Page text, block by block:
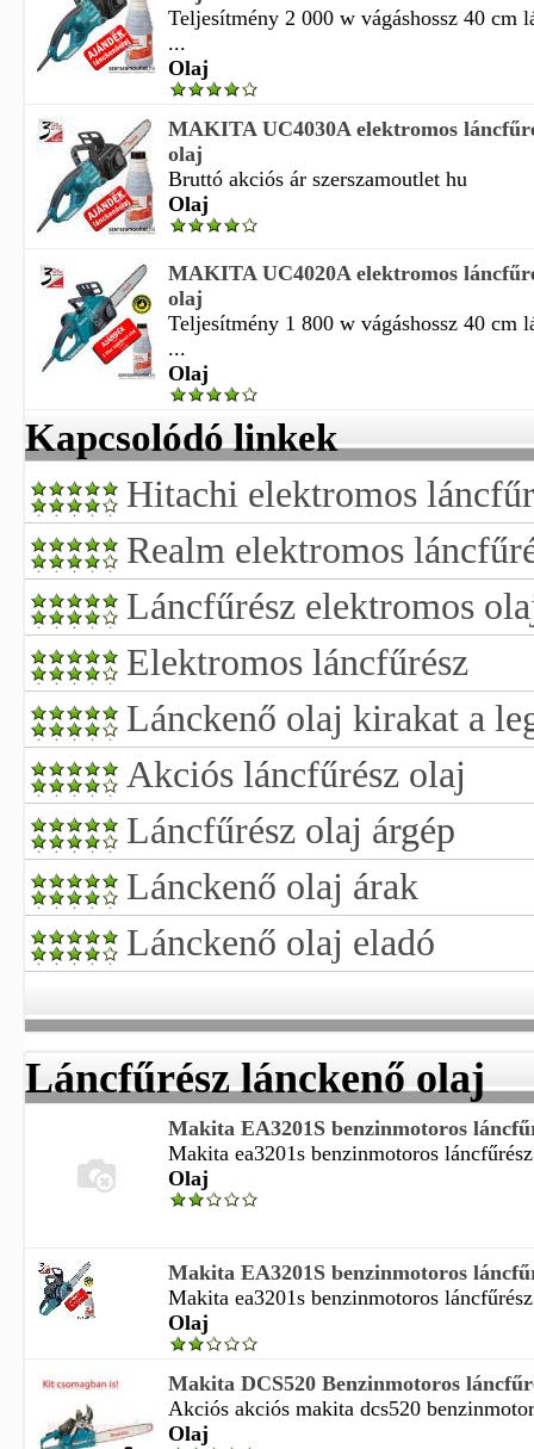
Teljesítmény 2 000 w vágáshossz 40 cm
...
Olaj
MAKITA UC4030A elektromos
olaj
Bruttó akciós ár szerszamoutlet hu
Olaj
MAKITA UC4020A elektromos
olaj
Teljesítmény 1 800 w vágáshossz 40 cm
...
Olaj
Kapcsolódó linkek
Hitachi elektromos
Realm elektromos
Láncfűrész elektromos
Elektromos láncfűrész
Lánckenő olaj kirakat a
Akciós láncfűrész olaj
Láncfűrész olaj árgép
Lánckenő olaj árak
Lánckenő olaj eladó
Láncfűrész lánckenő olaj
Makita EA3201S benzinmotoros
Makita ea3201s benzinmotoros
Olaj
Makita EA3201S benzinmotoros
Makita ea3201s benzinmotoros
Olaj
Makita DCS520 Benzinmotoros
Akciós akciós makita dcs520
Olaj